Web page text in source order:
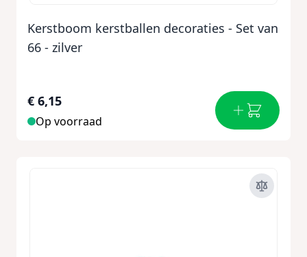
Kerstboom kerstballen decoraties - Set van
66 - zilver
€ 6,15
Op voorraad